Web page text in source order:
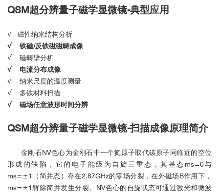
QSM超分辨量子磁学显微镜-典型应用
√ 磁性纳米结构分析
√
铁磁/反铁磁磁畴成像
√ 磁畴壁分析
√
电流分布成像
√ 纳米尺度的温度测量
√ 多铁材料扫描
√ 磁场任意波形时间分辨
QSM超分辨量子磁学显微镜-扫描成像原理简介
金刚石NV色心为金刚石中一个氮原子取代碳原子同临近的空位
形成的缺陷，它的电子能级为自旋三重态，其基态ms=0与
ms=±1（简并态）存在2.87GHz的零场分裂，在外磁场B作用下，
ms=±1解除简并发生分裂。NV色心的自旋状态可通过激光和微波